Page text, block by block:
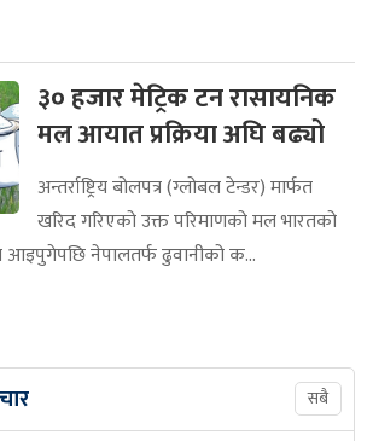
३० हजार मेट्रिक टन रासायनिक
मल आयात प्रक्रिया अघि बढ्यो
अन्तर्राष्ट्रिय बोलपत्र (ग्लोबल टेन्डर) मार्फत
खरिद गरिएको उक्त परिमाणको मल भारतको
आइपुगेपछि नेपालतर्फ ढुवानीको क...
सबै